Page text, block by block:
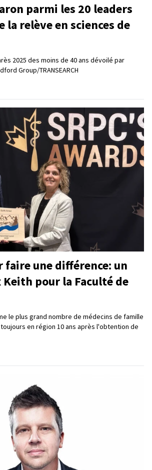
parmi les 20 leaders
la relève en sciences de
2025 des moins de 40 ans dévoilé par
Group/TRANSEARCH
faire une différence: un
pour la Faculté de
le plus grand nombre de médecins de famille
en région 10 ans après l'obtention de